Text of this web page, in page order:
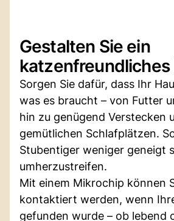
Gestalten Sie ein
katzenfreundliches
Sorgen Sie dafür, dass Ihr
was es braucht – von Futter
hin zu genügend Verstecken
gemütlichen Schlafplätzen.
Stubentiger weniger geneigt
umherzustreifen.
Mit einem Mikrochip können
kontaktiert werden, wenn
gefunden wurde – ob lebend